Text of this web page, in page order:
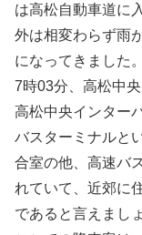
は高松自動車道に
外は相変わらず雨
になってきました。
7時03分、高松中
高松中央インター
バスターミナルと
合室の他、高速バ
れていて、近郊に
であると言えまし